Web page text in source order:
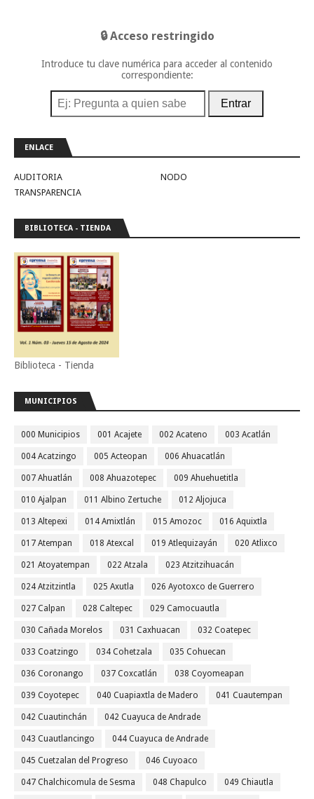
🔒 Acceso restringido
Introduce tu clave numérica para acceder al contenido
correspondiente:
Entrar
ENLACE
AUDITORIA
NODO
TRANSPARENCIA
BIBLIOTECA - TIENDA
Biblioteca - Tienda
MUNICIPIOS
000 Municipios 001 Acajete 002 Acateno 003 Acatlán
004 Acatzingo 005 Acteopan 006 Ahuacatlán
007 Ahuatlán 008 Ahuazotepec 009 Ahuehuetitla
010 Ajalpan 011 Albino Zertuche 012 Aljojuca
013 Altepexi 014 Amixtlán 015 Amozoc 016 Aquixtla
017 Atempan 018 Atexcal 019 Atlequizayán 020 Atlixco
021 Atoyatempan 022 Atzala 023 Atzitzihuacán
024 Atzitzintla 025 Axutla 026 Ayotoxco de Guerrero
027 Calpan 028 Caltepec 029 Camocuautla
030 Cañada Morelos 031 Caxhuacan 032 Coatepec
033 Coatzingo 034 Cohetzala 035 Cohuecan
036 Coronango 037 Coxcatlán 038 Coyomeapan
039 Coyotepec 040 Cuapiaxtla de Madero 041 Cuautempan
042 Cuautinchán 042 Cuayuca de Andrade
043 Cuautlancingo 044 Cuayuca de Andrade
045 Cuetzalan del Progreso 046 Cuyoaco
047 Chalchicomula de Sesma 048 Chapulco 049 Chiautla